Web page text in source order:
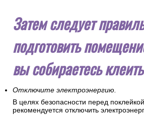
Затем следует
подготовить
вы собираетесь
Отключите электроэнергию.
В целях безопасности перед
рекомендуется отключить